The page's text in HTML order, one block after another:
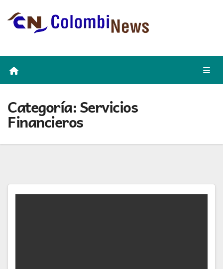
Categoría:Servicios
Financieros